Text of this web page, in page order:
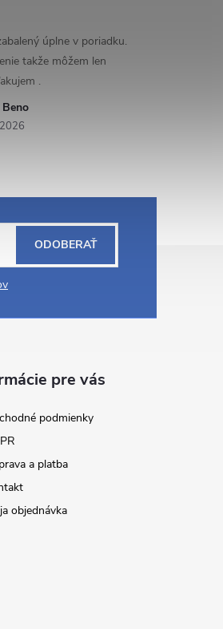
úplne v poriadku.
takže môžem len
.
ODOBERAŤ
pre vás
podmienky
a platba
objednávka